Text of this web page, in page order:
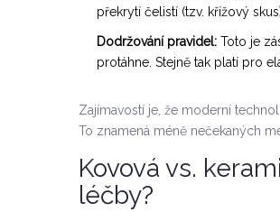
překrytí čelistí (tzv. křížový
Dodržování pravidel: Toto je
protáhne. Stejně tak platí pro
Zajímavostí je, že moderní
To znamená méně nečekaných
Kovová vs.
léčby?